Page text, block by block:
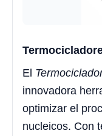
El
innovadora
optimizar el
nucleicos. Con